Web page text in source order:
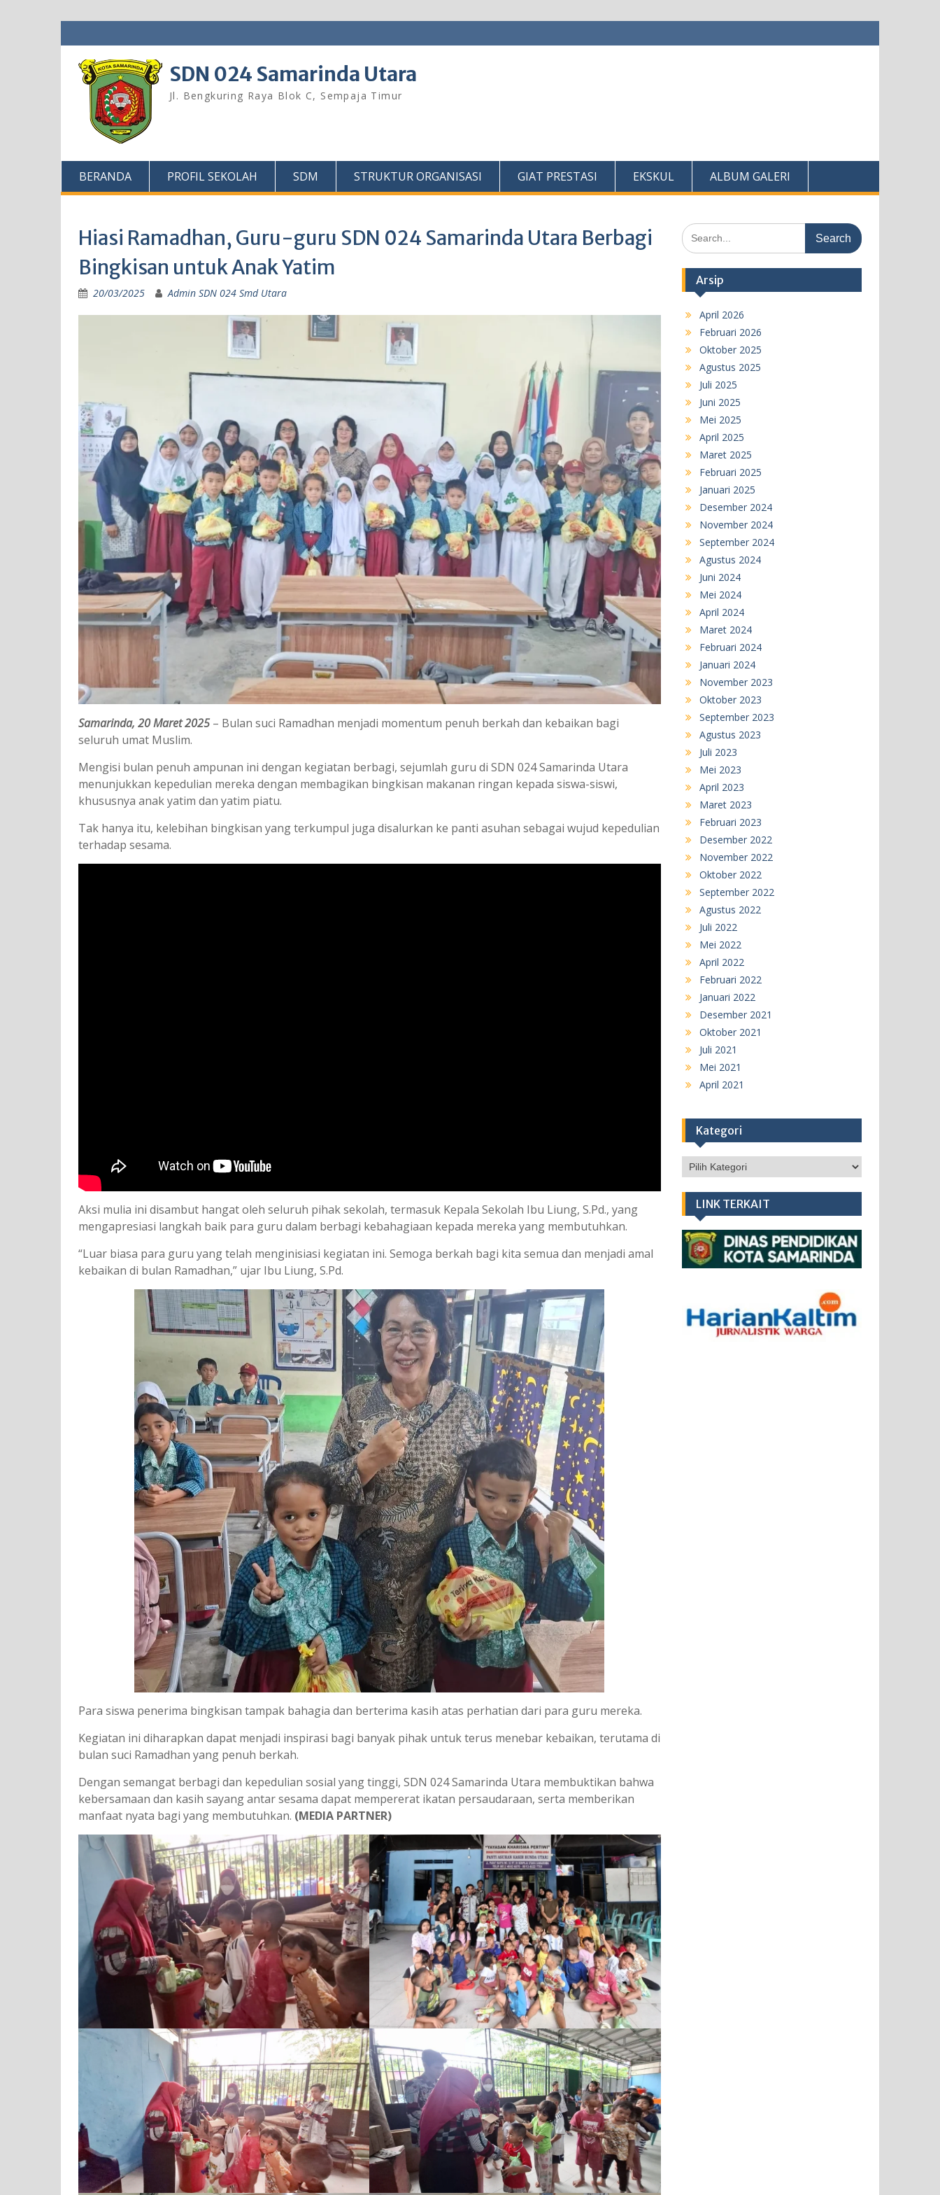
to
content
SDN 024 Samarinda Utara
Jl. Bengkuring Raya Blok C, Sempaja Timur
BERANDA PROFIL SEKOLAH SDM STRUKTUR ORGANISASI GIAT PRESTASI EKSKUL ALBUM GALERI
Hiasi Ramadhan, Guru-guru SDN 024 Samarinda Utara Berbagi
Bingkisan untuk Anak Yatim
20/03/2025 Admin SDN 024 Smd Utara
Samarinda, 20 Maret 2025– Bulan suci Ramadhan menjadi momentum penuh berkah dan kebaikan bagi
seluruh umat Muslim.
Mengisi bulan penuh ampunan ini dengan kegiatan berbagi, sejumlah guru di SDN 024 Samarinda Utara
menunjukkan kepedulian mereka dengan membagikan bingkisan makanan ringan kepada siswa-siswi,
khususnya anak yatim dan yatim piatu.
Tak hanya itu, kelebihan bingkisan yang terkumpul juga disalurkan ke panti asuhan sebagai wujud kepedulian
terhadap sesama.
Aksi mulia ini disambut hangat oleh seluruh pihak sekolah, termasuk Kepala Sekolah Ibu Liung, S.Pd., yang
mengapresiasi langkah baik para guru dalam berbagi kebahagiaan kepada mereka yang membutuhkan.
“Luar biasa para guru yang telah menginisiasi kegiatan ini. Semoga berkah bagi kita semua dan menjadi amal
kebaikan di bulan Ramadhan,” ujar Ibu Liung, S.Pd.
Para siswa penerima bingkisan tampak bahagia dan berterima kasih atas perhatian dari para guru mereka.
Kegiatan ini diharapkan dapat menjadi inspirasi bagi banyak pihak untuk terus menebar kebaikan, terutama di
bulan suci Ramadhan yang penuh berkah.
Dengan semangat berbagi dan kepedulian sosial yang tinggi, SDN 024 Samarinda Utara membuktikan bahwa
kebersamaan dan kasih sayang antar sesama dapat mempererat ikatan persaudaraan, serta memberikan
manfaat nyata bagi yang membutuhkan. (MEDIA PARTNER)
Search
for:
Arsip
April 2026
Februari 2026
Oktober 2025
Agustus 2025
Juli 2025
Juni 2025
Mei 2025
April 2025
Maret 2025
Februari 2025
Januari 2025
Desember 2024
November 2024
September 2024
Agustus 2024
Juni 2024
Mei 2024
April 2024
Maret 2024
Februari 2024
Januari 2024
November 2023
Oktober 2023
September 2023
Agustus 2023
Juli 2023
Mei 2023
April 2023
Maret 2023
Februari 2023
Desember 2022
November 2022
Oktober 2022
September 2022
Agustus 2022
Juli 2022
Mei 2022
April 2022
Februari 2022
Januari 2022
Desember 2021
Oktober 2021
Juli 2021
Mei 2021
April 2021
Kategori
Kategori
LINK TERKAIT